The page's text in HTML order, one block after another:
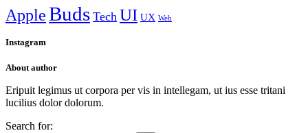
AppleBuds Tech UI UX Web
Instagram
About author
Eripuit legimus ut corpora per vis in intellegam, ut ius esse tritani
lucilius dolor dolorum.
Search for: